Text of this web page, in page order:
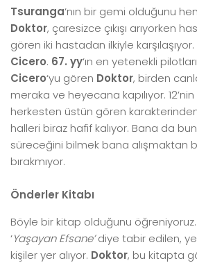
Tsuranga‘nın bir gemi olduğunu
Doktor, çaresizce çıkışı arıyorken
gören iki hastadan ilkiyle karşılaşıyor.
Cicero. 67. yy‘ın en yetenekli
Cicero‘yu gören Doktor, birden
meraka ve heyecana kapılıyor.
herkesten üstün gören karakterinden
halleri biraz hafif kalıyor. Bana da
süreceğini bilmek bana alışmaktan
bırakmıyor.
Önderler Kitabı
Böyle bir kitap olduğunu
‘Yaşayan Efsane’diye tabir edilen,
kişiler yer alıyor. Doktor, bu kitapta